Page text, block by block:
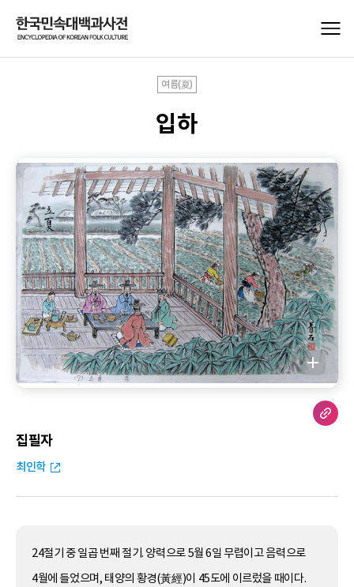
여름(夏)
입하
집필자
최인학
24절기 중 일곱 번째 절기. 양력으로 5월 6일 무렵이고 음력으로
4월에 들었으며, 태양의 황경(黃經)이 45도에 이르렀을 때이다.